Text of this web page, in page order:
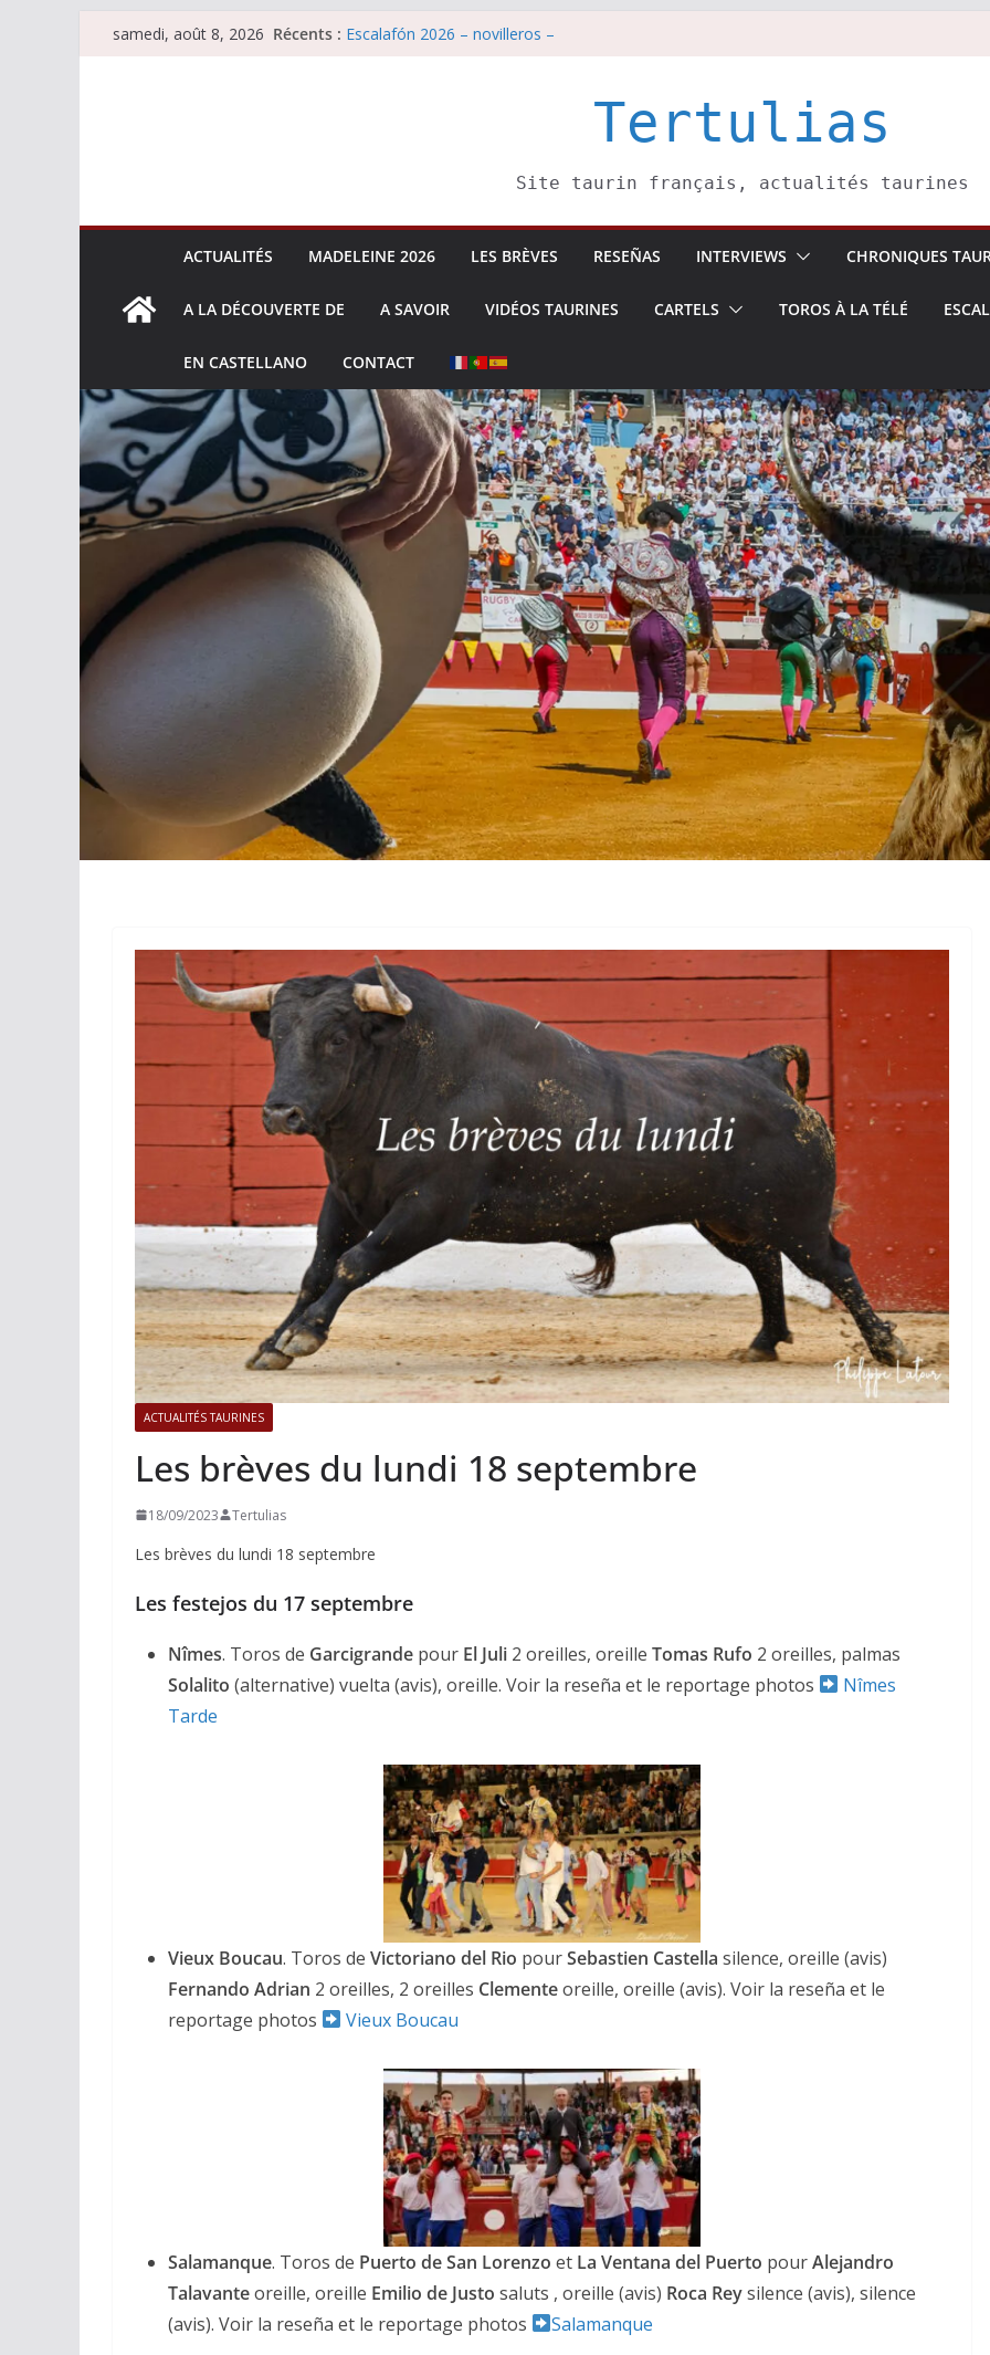
Passersamedi, août 8, 2026 Récents : Escalafón 2026 – novilleros –
Tertulias
Site taurin français, actualités taurines
ACTUALITÉS MADELEINE 2026 LES BRÈVES RESEÑAS INTERVIEWS CHRONIQUES
A LA DÉCOUVERTE DE A SAVOIR VIDÉOS TAURINES CARTELS TOROS À LA TÉLÉ
EN CASTELLANO CONTACT
ACTUALITÉS TAURINES
Les brèves du lundi 18 septembre
18/09/2023 Tertulias
Les brèves du lundi 18 septembre
Les festejos du 17 septembre
Nîmes. Toros de Garcigrande pour El Juli 2 oreilles, oreille Tomas Rufo 2 oreilles, palmas
Solalito (alternative) vuelta (avis), oreille. Voir la reseña et le reportage photos
Nîmes
Tarde
Vieux Boucau. Toros de Victoriano del Rio pourSebastien Castella silence, oreille (avis)
Fernando Adrian 2 oreilles, 2 oreilles Clementeoreille, oreille (avis). Voir la reseña et le
reportage photos
Vieux Boucau
Salamanque. Toros de Puerto de San Lorenzo et La Ventana del Puerto pourAlejandro
Talavanteoreille, oreille Emilio de Justo saluts , oreille (avis) Roca Reysilence (avis), silence
(avis). Voir la reseña et le reportage photos
Salamanque
ACTUALITÉS TAURINES
Istres, l’ouverture en
photos
19/06/2026 Tertulias
ACTUALITÉS TAURINES PHOTOS TAURINES 2026
Bayonne, la corrida des
fêtes en photos
17/07/2026 Tertulias
ACTUALITÉS TAURINES
CHRONIQUES TAURINES 2026
Arles : au seuil des
espérances.
ACTUALITÉS TAURINES
CHRONIQUES TAURINES 2026
Istres : la feria des
ultimes émotions